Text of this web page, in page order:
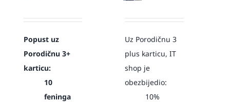
Popust uz
Porodičnu 3+
karticu:
10
feninga
Uz Porodičnu 3
plus karticu, IT
shop je
obezbijedio:
10%